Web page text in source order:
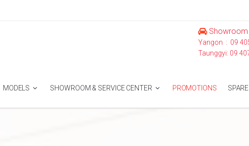
Showroom
Yangon : 09
Taunggyi: 09
MODELS SHOWROOM & SERVICE CENTER PROMOTIONS